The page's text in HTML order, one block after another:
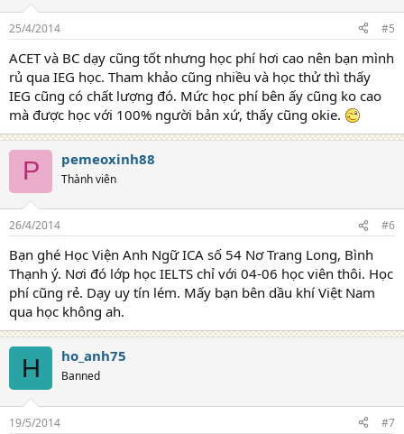
25/4/2014 #5
ACET và BC dạy cũng tốt nhưng học phí hơi cao nên bạn mình
rủ qua IEG học. Tham khảo cũng nhiều và học thử thì thấy
IEG cũng có chất lượng đó. Mức học phí bên ấy cũng ko cao
mà được học với 100% người bản xứ, thấy cũng okie.
P pemeoxinh88
Thành viên
26/4/2014 #6
Bạn ghé Học Viện Anh Ngữ ICA số 54 Nơ Trang Long, Bình
Thạnh ý. Nơi đó lớp học IELTS chỉ với 04-06 học viên thôi. Học
phí cũng rẻ. Dạy uy tín lém. Mấy bạn bên dầu khí Việt Nam
qua học không ah.
H ho_anh75
Banned
19/5/2014 #7